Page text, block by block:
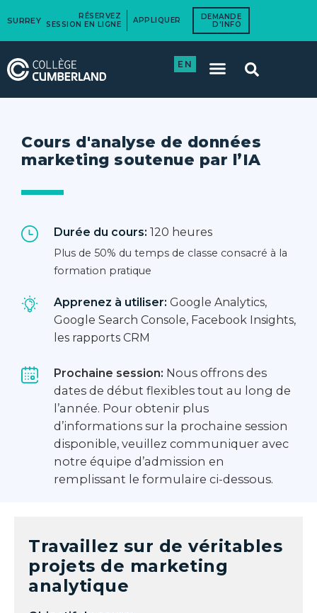
SURREY
RÉSERVEZ
SESSION EN LIGNE
APPLIQUER
DEMANDE
D'INFO
EN
Cours d'analyse de données
marketing soutenue par l’IA
Durée du cours: 120 heures
Plus de 50% du temps de classe consacré à la
formation pratique
Apprenez à utiliser: Google Analytics,
Google Search Console, Facebook Insights,
les rapports CRM
Prochaine session: Nous offrons des
dates de début flexibles tout au long de
l’année. Pour obtenir plus
d’informations sur la prochaine session
disponible, veuillez communiquer avec
notre équipe d’admission en
remplissant le formulaire ci-dessous.
Travaillez sur de véritables
projets de marketing
analytique